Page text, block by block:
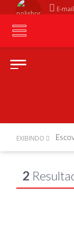
E-mail
EXIBINDO
2